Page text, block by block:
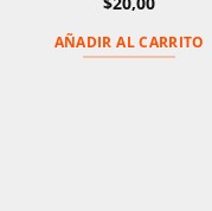
AÑADIR AL CARRITO